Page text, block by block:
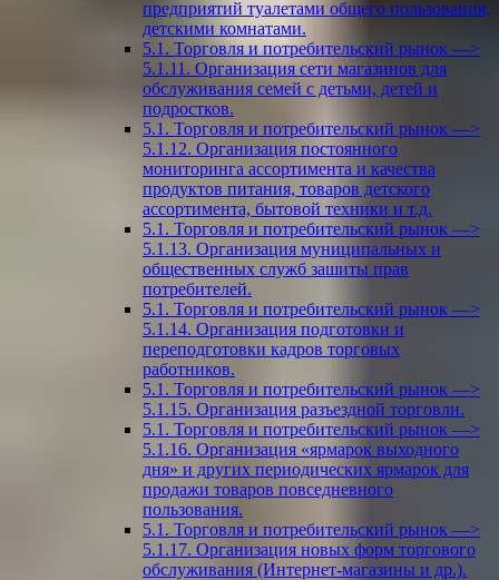
предприятий туалетами общего пользования,
детскими комнатами.
5.1. Торговля и потребительский рынок —>
5.1.11. Организация сети магазинов для
обслуживания семей с детьми, детей и
подростков.
5.1. Торговля и потребительский рынок —>
5.1.12. Организация постоянного
мониторинга ассортимента и качества
продуктов питания, товаров детского
ассортимента, бытовой техники и т.д.
5.1. Торговля и потребительский рынок —>
5.1.13. Организация муниципальных и
общественных служб зашиты прав
потребителей.
5.1. Торговля и потребительский рынок —>
5.1.14. Организация подготовки и
переподготовки кадров торговых
работников.
5.1. Торговля и потребительский рынок —>
5.1.15. Организация разъездной торговли.
5.1. Торговля и потребительский рынок —>
5.1.16. Организация «ярмарок выходного
дня» и других периодических ярмарок для
продажи товаров повседневного
пользования.
5.1. Торговля и потребительский рынок —>
5.1.17. Организация новых форм торгового
обслуживания (Интернет-магазины и др.).